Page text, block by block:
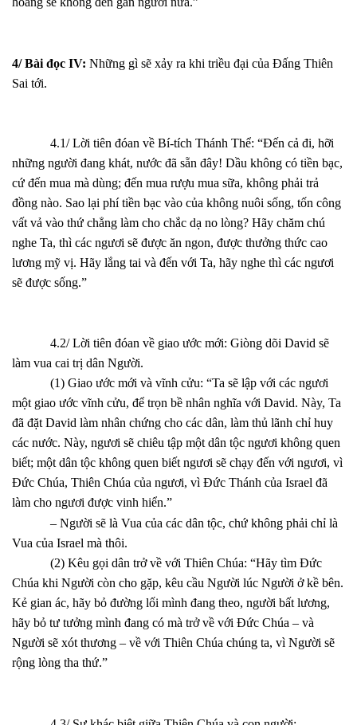
4/ Bài đọc IV: Những gì sẽ xảy ra khi triều đại của Đấng Thiên
Sai tới.
4.1/ Lời tiên đóan về Bí-tích Thánh Thể: “Đến cả đi, hỡi
những người đang khát, nước đã sẵn đây! Dầu không có tiền bạc,
cứ đến mua mà dùng; đến mua rượu mua sữa, không phải trả
đồng nào. Sao lại phí tiền bạc vào của không nuôi sống, tốn công
vất vả vào thứ chẳng làm cho chắc dạ no lòng? Hãy chăm chú
nghe Ta, thì các ngươi sẽ được ăn ngon, được thưởng thức cao
lương mỹ vị. Hãy lắng tai và đến với Ta, hãy nghe thì các ngươi
sẽ được sống.”
4.2/ Lời tiên đóan về giao ước mới: Giòng dõi David sẽ
làm vua cai trị dân Người.
(1) Giao ước mới và vĩnh cửu: “Ta sẽ lập với các ngươi
một giao ước vĩnh cửu, để trọn bề nhân nghĩa với David. Này, Ta
đã đặt David làm nhân chứng cho các dân, làm thủ lãnh chỉ huy
các nước. Này, ngươi sẽ chiêu tập một dân tộc ngươi không quen
biết; một dân tộc không quen biết ngươi sẽ chạy đến với ngươi, vì
Đức Chúa, Thiên Chúa của ngươi, vì Đức Thánh của Israel đã
làm cho ngươi được vinh hiển.”
– Người sẽ là Vua của các dân tộc, chứ không phải chỉ là
Vua của Israel mà thôi.
(2) Kêu gọi dân trở về với Thiên Chúa: “Hãy tìm Đức
Chúa khi Người còn cho gặp, kêu cầu Người lúc Người ở kề bên.
Kẻ gian ác, hãy bỏ đường lối mình đang theo, người bất lương,
hãy bỏ tư tưởng mình đang có mà trở về với Đức Chúa – và
Người sẽ xót thương – về với Thiên Chúa chúng ta, vì Người sẽ
rộng lòng tha thứ.”